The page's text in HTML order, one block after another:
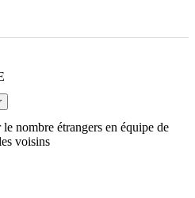
le nombre étrangers en équipe de
voisins